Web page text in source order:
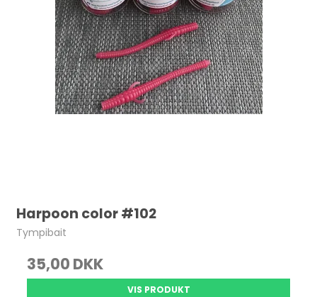
Harpoon color #102
Tympibait
35,00 DKK
VIS PRODUKT